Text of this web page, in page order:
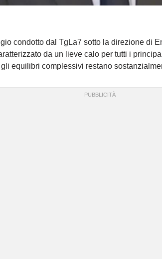
condotto dal TgLa7 sotto la direzione di
da un lieve calo per tutti i
equilibri complessivi restano